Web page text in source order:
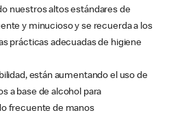
nuestros altos estándares de
y minucioso y se recuerda a los
prácticas adecuadas de higiene
están aumentando el uso de
a base de alcohol para
frecuente de manos